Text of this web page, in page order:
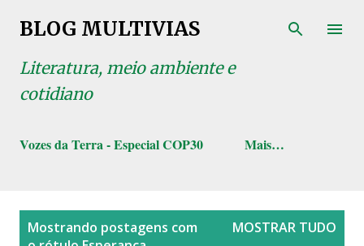
Pular para o conteúdo principal
BLOG MULTIVIAS
Literatura, meio ambiente e
cotidiano
Vozes da Terra - Especial COP30 Mais…
Mostrando postagens com
MOSTRAR TUDO